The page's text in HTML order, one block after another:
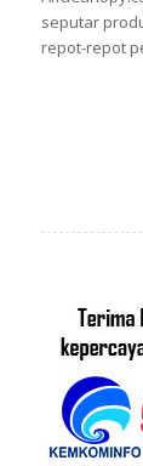
seputar
repot-repot